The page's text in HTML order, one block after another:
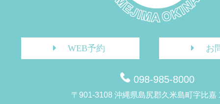
WEB予約 お
098-985-8000
〒901-3108 沖縄県島尻郡久米島町字比嘉